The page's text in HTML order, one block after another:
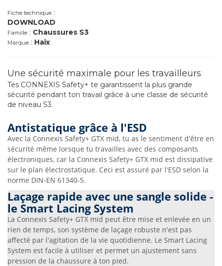
Fiche technique :
DOWNLOAD
Famille : Chaussures S3
Marque : Haix
Une sécurité maximale pour les travailleurs
Tes CONNEXIS Safety+ te garantissent la plus grande
sécurité pendant ton travail grâce à une classe de sécurité
de niveau S3.
Antistatique grâce à l'ESD
Avec la Connexis Safety+ GTX mid, tu as le sentiment d'être en
sécurité même lorsque tu travailles avec des composants
électroniques, car la Connexis Safety+ GTX mid est dissipative
sur le plan électrostatique. Ceci est assuré par l'ESD selon la
norme DIN-EN 61340-5.
Laçage rapide avec une sangle solide -
le Smart Lacing System
La Connexis Safety+ GTX mid peut être mise et enlevée en un
rien de temps, son système de laçage robuste n'est pas
affecté par l'agitation de la vie quotidienne. Le Smart Lacing
System est facile à utiliser et permet un ajustement sans
pression de la chaussure à ton pied.